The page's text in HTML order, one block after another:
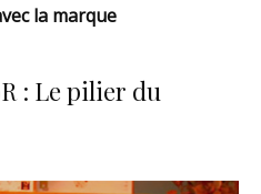
la marque
: Le pilier du